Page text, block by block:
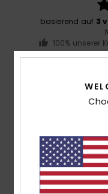
basierend auf 3
100% unserer
Größe
Zu klein